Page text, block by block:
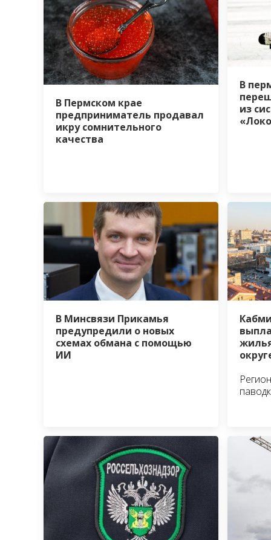
В Пермском крае
предприниматель продавал
икру сомнительного
качества
В
из
В Минсвязи Прикамья
предупредили о новых
схемах обмана с помощью
ИИ